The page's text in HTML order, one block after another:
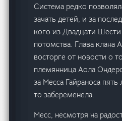
Система редко
зачать детей, и за
кого из Двадцати
потомства. Глава клана
восторге от новости о
племянница Аола
за Месса Гайраноса пять
то забеременела.
Месс, несмотря на